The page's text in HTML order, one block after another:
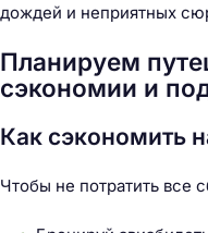
дождей и неприятных
Планируем
сэкономии и
Как сэкономить
Чтобы не потратить все